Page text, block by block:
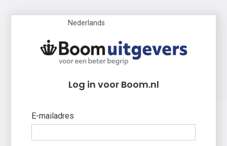
Nederlands
Log in voor Boom.nl
E-mailadres